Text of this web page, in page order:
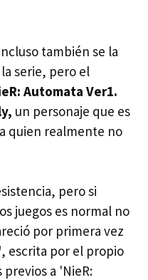
también se la
serie, pero el
Automata Ver1.
un personaje que es
quien realmente no
pero si
juegos es normal no
por primera vez
, escrita por el propio
a 'NieR: